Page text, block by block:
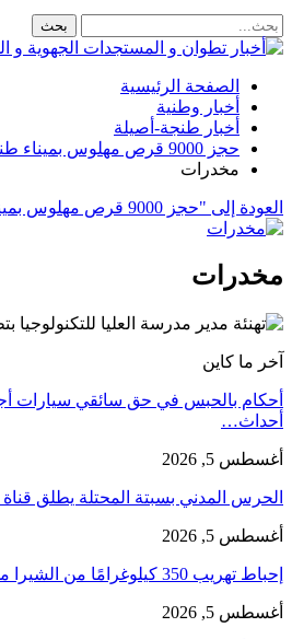
الصفحة الرئيسية
أخبار وطنية
أخبار طنجة-أصيلة
حجز 9000 قرص مهلوس بميناء طنجة المتوسط
مخدرات
العودة إلى "حجز 9000 قرص مهلوس بميناء طنجة المتوسط"
مخدرات
آخر ما كاين
أحكام بالحبس في حق سائقي سيارات
أحداث…
أغسطس 5, 2026
الحرس المدني بسبتة المحتلة يطلق
أغسطس 5, 2026
إحباط تهريب 350 كيلوغرامًا من الشيرا محشوة داخل قوالب…
أغسطس 5, 2026